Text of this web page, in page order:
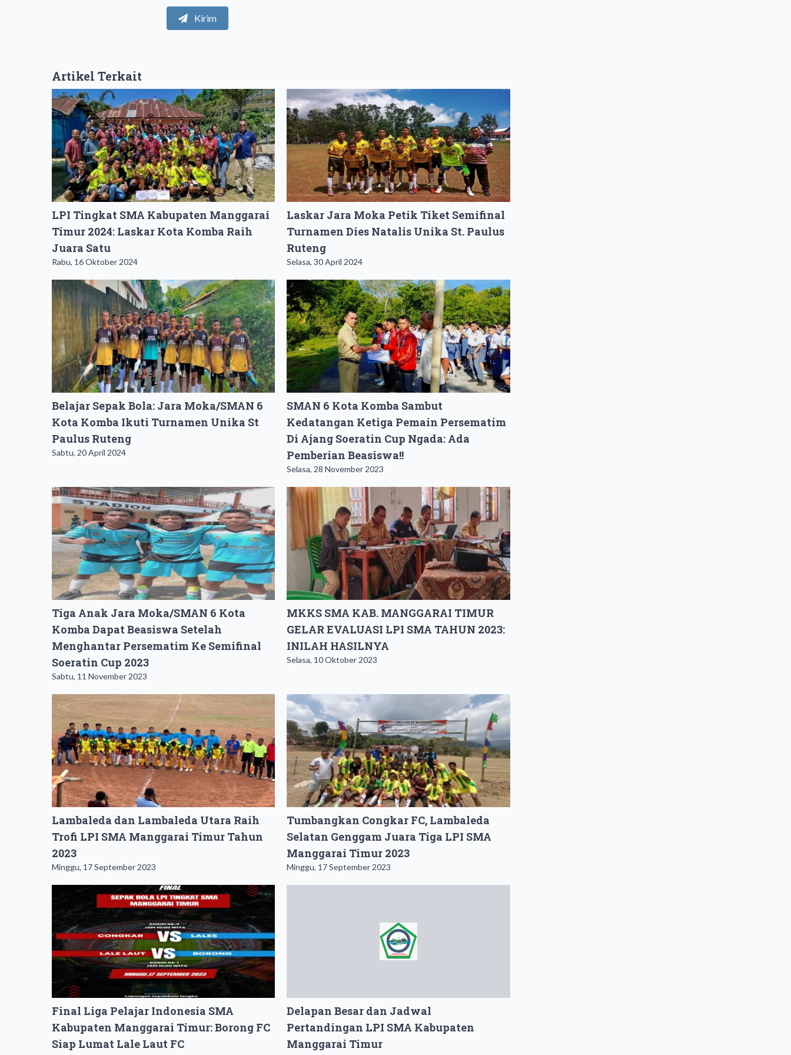
Kirim
Artikel Terkait
LPI Tingkat SMA Kabupaten Manggarai
Timur 2024: Laskar Kota Komba Raih
Juara Satu
Rabu, 16 Oktober 2024
Laskar Jara Moka Petik Tiket Semifinal
Turnamen Dies Natalis Unika St. Paulus
Ruteng
Selasa, 30 April 2024
Belajar Sepak Bola: Jara Moka/SMAN 6
Kota Komba Ikuti Turnamen Unika St
Paulus Ruteng
Sabtu, 20 April 2024
SMAN 6 Kota Komba Sambut
Kedatangan Ketiga Pemain Persematim
Di Ajang Soeratin Cup Ngada: Ada
Pemberian Beasiswa!!
Selasa, 28 November 2023
Tiga Anak Jara Moka/SMAN 6 Kota
Komba Dapat Beasiswa Setelah
Menghantar Persematim Ke Semifinal
Soeratin Cup 2023
Sabtu, 11 November 2023
MKKS SMA KAB. MANGGARAI TIMUR
GELAR EVALUASI LPI SMA TAHUN 2023:
INILAH HASILNYA
Selasa, 10 Oktober 2023
Lambaleda dan Lambaleda Utara Raih
Trofi LPI SMA Manggarai Timur Tahun
2023
Minggu, 17 September 2023
Tumbangkan Congkar FC, Lambaleda
Selatan Genggam Juara Tiga LPI SMA
Manggarai Timur 2023
Minggu, 17 September 2023
Final Liga Pelajar Indonesia SMA
Kabupaten Manggarai Timur: Borong FC
Siap Lumat Lale Laut FC
Delapan Besar dan Jadwal
Pertandingan LPI SMA Kabupaten
Manggarai Timur